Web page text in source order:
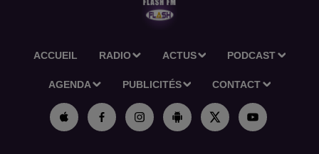
ACCUEIL RADIO ACTUS PODCAST
AGENDA PUBLICITÉS CONTACT